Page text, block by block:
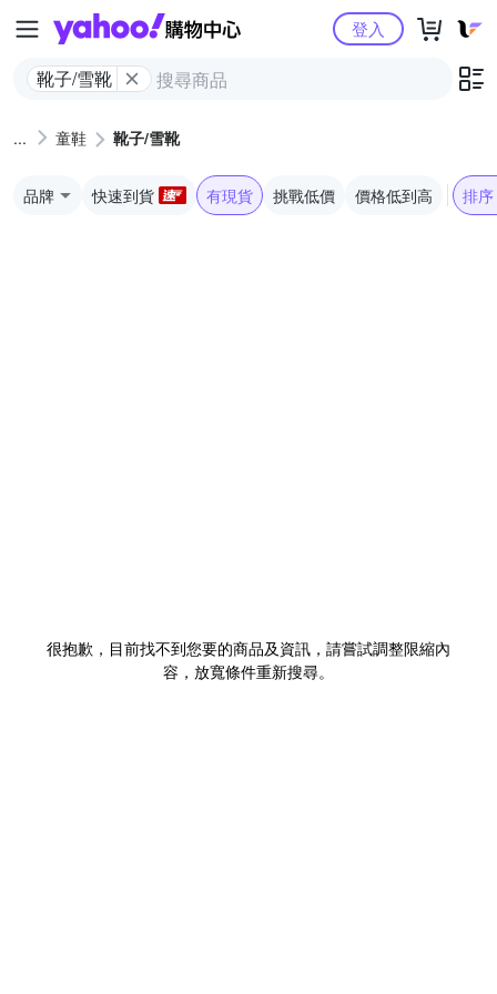
Yahoo購物中心
靴子/雪靴
登入
童鞋 靴子/雪靴
品牌 快速到貨 有現貨 挑戰低價 價格低到高 排序
很抱歉，目前找不到您要的商品及資訊，請嘗試調整限縮內
容，放寬條件重新搜尋。